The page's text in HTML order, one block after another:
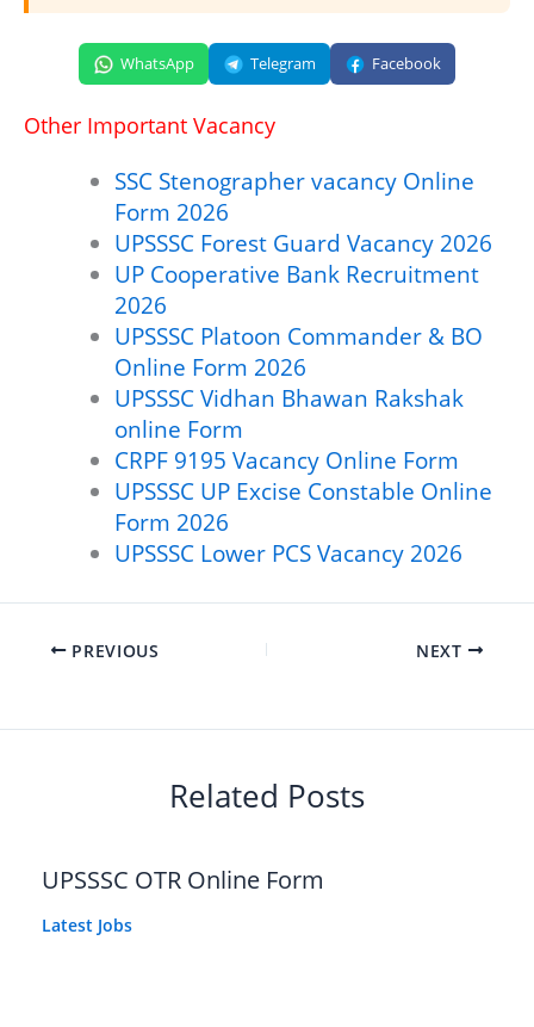
WhatsApp Telegram Facebook
Other Important Vacancy
SSC Stenographer vacancy Online
Form 2026
UPSSSC Forest Guard Vacancy 2026
UP Cooperative Bank Recruitment
2026
UPSSSC Platoon Commander & BO
Online Form 2026
UPSSSC Vidhan Bhawan Rakshak
online Form
CRPF 9195 Vacancy Online Form
UPSSSC UP Excise Constable Online
Form 2026
UPSSSC Lower PCS Vacancy 2026
PREVIOUS NEXT
Related Posts
UPSSSC OTR Online Form
Latest Jobs